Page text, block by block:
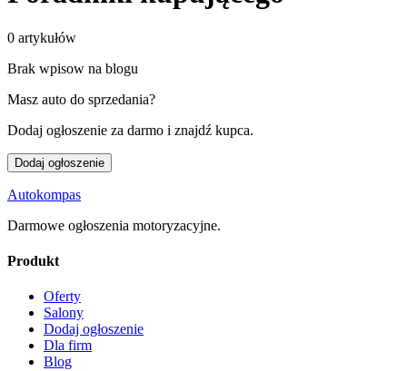
0 artykułów
Brak wpisow na blogu
Masz auto do sprzedania?
Dodaj ogłoszenie za darmo i znajdź kupca.
Dodaj ogłoszenie
Autokompas
Darmowe ogłoszenia motoryzacyjne.
Produkt
Oferty
Salony
Dodaj ogłoszenie
Dla firm
Blog